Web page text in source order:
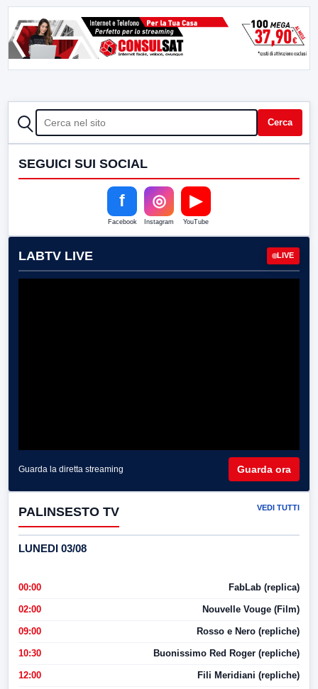
CERCA Cerca
SEGUICI SUI SOCIAL
f
Facebook
◎
Instagram
▶
YouTube
LABTV LIVE LIVE
Guarda la diretta streaming Guarda ora
PALINSESTO TV VEDI TUTTI
LUNEDI 03/08
00:00 FabLab (replica)
02:00 Nouvelle Vouge (Film)
09:00 Rosso e Nero (repliche)
10:30 Buonissimo Red Roger (repliche)
12:00 Fili Meridiani (repliche)